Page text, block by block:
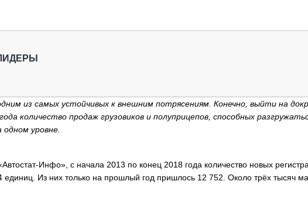
из самых устойчивых к внешним потрясениям. Конечно, выйти на
количество продаж грузовиков и полуприцепов, способных
уровне.
Инфо», с начала 2013 по конец 2018 года количество новых
единиц. Из них только на прошлый год пришлось 12 752. Около трёх тысяч